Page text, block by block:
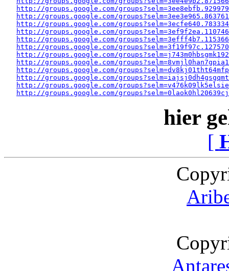
http://groups.google.com/
http://groups.google.com/
http://groups.google.com/
http://groups.google.com/
http://groups.google.com/
http://groups.google.com/
http://groups.google.com/
http://groups.google.com/
http://groups.google.com/
http://groups.google.com/
http://groups.google.com/
http://groups.google.com/
hier
[